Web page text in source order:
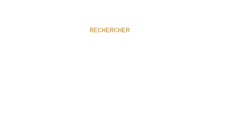
RECHERCHER